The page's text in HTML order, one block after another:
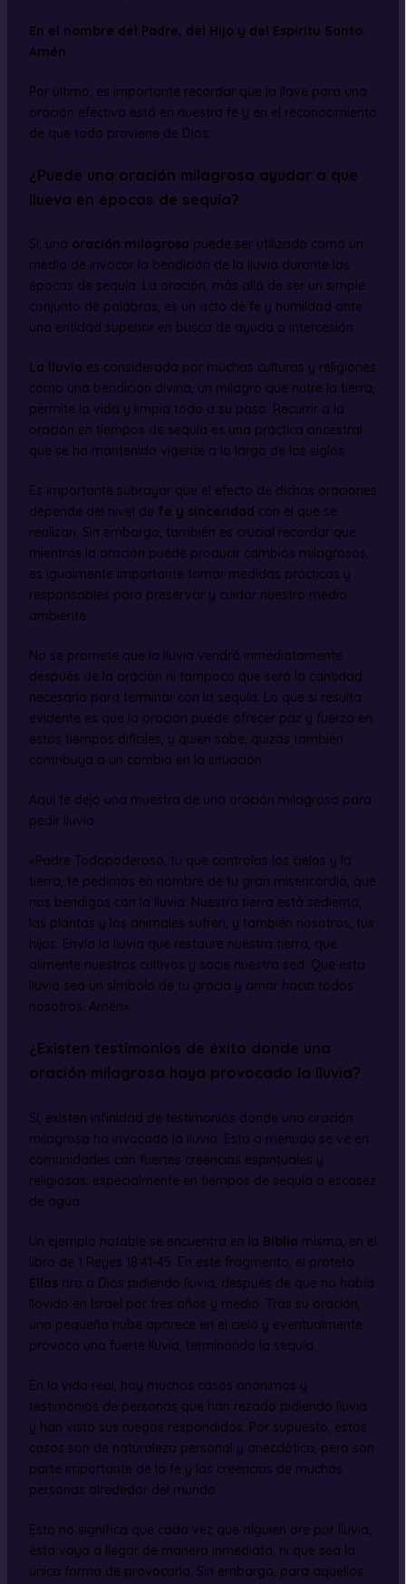
En el nombre del Padre, del Hijo y del Espíritu Santo.
Amén.
Por último, es importante recordar que la llave para una
oración efectiva está en nuestra fe y en el reconocimiento
de que todo proviene de Dios.
¿Puede una oración milagrosa ayudar a que
llueva en épocas de sequía?
Sí, una oración milagrosa puede ser utilizada como un
medio de invocar la bendición de la lluvia durante las
épocas de sequía. La oración, más allá de ser un simple
conjunto de palabras, es un acto de fe y humildad ante
una entidad superior en busca de ayuda o intercesión.
La lluvia es considerada por muchas culturas y religiones
como una bendición divina, un milagro que nutre la tierra,
permite la vida y limpia todo a su paso. Recurrir a la
oración en tiempos de sequía es una práctica ancestral
que se ha mantenido vigente a lo largo de los siglos.
Es importante subrayar que el efecto de dichas oraciones
depende del nivel de fe y sinceridad con el que se
realizan. Sin embargo, también es crucial recordar que
mientras la oración puede producir cambios milagrosos,
es igualmente importante tomar medidas prácticas y
responsables para preservar y cuidar nuestro medio
ambiente.
No se promete que la lluvia vendrá inmediatamente
después de la oración ni tampoco que será la cantidad
necesaria para terminar con la sequía. Lo que sí resulta
evidente es que la oración puede ofrecer paz y fuerza en
estos tiempos difíciles, y quien sabe, quizás también
contribuya a un cambio en la situación.
Aquí te dejo una muestra de una oración milagrosa para
pedir lluvia:
«Padre Todopoderoso, tú que controlas los cielos y la
tierra, te pedimos en nombre de tu gran misericordia, que
nos bendigas con la lluvia. Nuestra tierra está sedienta,
las plantas y los animales sufren, y también nosotros, tus
hijos. Envía la lluvia que restaure nuestra tierra, que
alimente nuestros cultivos y sacie nuestra sed. Que esta
lluvia sea un símbolo de tu gracia y amor hacia todos
nosotros. Amén».
¿Existen testimonios de éxito donde una
oración milagrosa haya provocado la lluvia?
Sí, existen infinidad de testimonios donde una oración
milagrosa ha invocado la lluvia. Esto a menudo se ve en
comunidades con fuertes creencias espirituales y
religiosas, especialmente en tiempos de sequía o escasez
de agua.
Un ejemplo notable se encuentra en la Biblia misma, en el
libro de 1 Reyes 18:41-45. En este fragmento, el profeta
Elíasora a Dios pidiendo lluvia, después de que no había
llovido en Israel por tres años y medio. Tras su oración,
una pequeña nube aparece en el cielo y eventualmente
provoca una fuerte lluvia, terminando la sequía.
En la vida real, hay muchos casos anónimos y
testimonios de personas que han rezado pidiendo lluvia
y han visto sus ruegos respondidos. Por supuesto, estos
casos son de naturaleza personal y anecdótica, pero son
parte importante de la fe y las creencias de muchas
personas alrededor del mundo.
Esto no significa que cada vez que alguien ore por lluvia,
ésta vaya a llegar de manera inmediata, ni que sea la
única forma de provocarla. Sin embargo, para aquellos